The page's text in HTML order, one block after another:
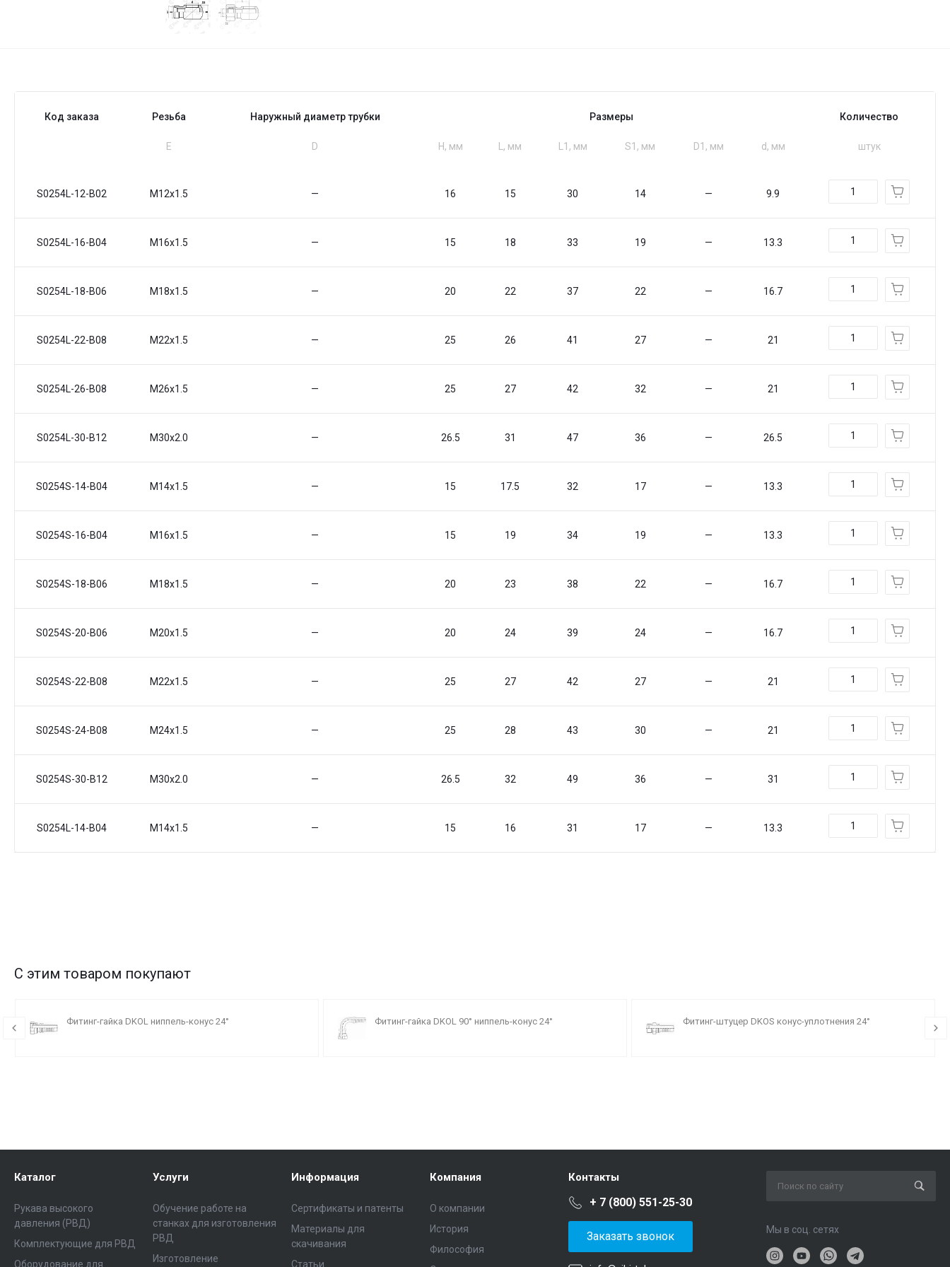
Код заказа Резьба Наружный диаметр трубки Размеры Количество
Е D H, мм L, мм L1, мм S1, мм D1, мм d, мм штук
S0254L-12-B02 M12x1.5 — 16 15 30 14 — 9.9
S0254L-16-B04 M16x1.5 — 15 18 33 19 — 13.3
S0254L-18-B06 M18x1.5 — 20 22 37 22 — 16.7
S0254L-22-B08 M22x1.5 — 25 26 41 27 — 21
S0254L-26-B08 M26x1.5 — 25 27 42 32 — 21
S0254L-30-B12 M30x2.0 — 26.5 31 47 36 — 26.5
S0254S-14-B04 M14x1.5 — 15 17.5 32 17 — 13.3
S0254S-16-B04 M16x1.5 — 15 19 34 19 — 13.3
S0254S-18-B06 M18x1.5 — 20 23 38 22 — 16.7
S0254S-20-B06 М20x1.5 — 20 24 39 24 — 16.7
S0254S-22-B08 M22x1.5 — 25 27 42 27 — 21
S0254S-24-B08 M24x1.5 — 25 28 43 30 — 21
S0254S-30-B12 M30x2.0 — 26.5 32 49 36 — 31
S0254L-14-B04 M14x1.5 — 15 16 31 17 — 13.3
С этим товаром покупают
Фитинг-гайка DKOL ниппель-конус 24° Фитинг-гайка DKOL 90° ниппель-конус 24° Фитинг-штуцер DKOS конус-уплотнения 24°
Каталог
Рукава высокого
давления (РВД)
Комплектующие для РВД
Оборудование для
Услуги
Обучение работе на
станках для изготовления
РВД
Изготовление
Информация
Сертификаты и патенты
Материалы для
скачивания
Статьи
Компания
О компании
История
Философия
Контакты
+ 7 (800) 551-25-30
Заказать звонок Мы в соц. сетях